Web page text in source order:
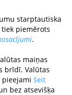
starptautiska
piemērots
.
maiņas
brīdī. Valūtas
šeit
bez atsevišķa